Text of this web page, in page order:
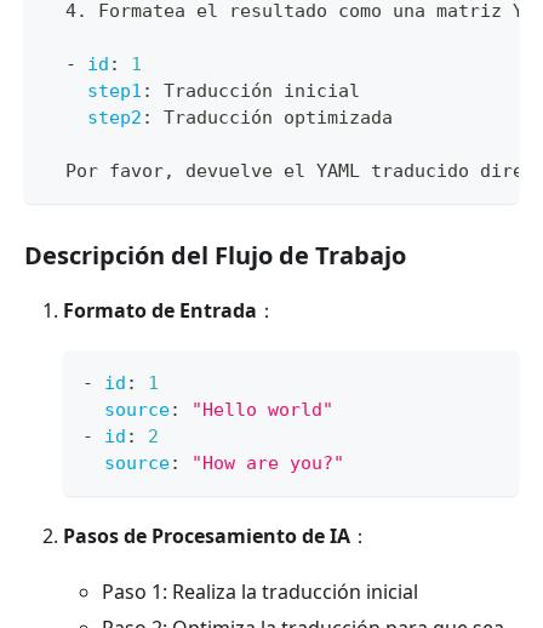
4. Formatea el resultado como una matriz
- id :
1
step1 :
Traducción inicial
step2 : Traducción optimizada
  Por favor
, devuelve el YAML traducido
Descripción del Flujo de Trabajo
Formato de Entrada ：
- id :
1
source:
"Hello world"
-
id :
2
source: "How are you?"
Pasos de Procesamiento de IA ：
Paso 1: Realiza la traducción inicial